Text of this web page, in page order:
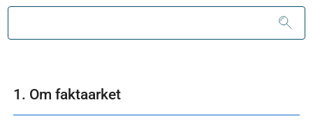
1. Om faktaarket